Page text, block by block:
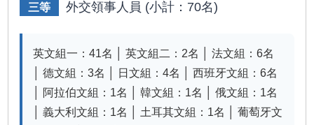
三等 外交領事人員 (小計：70名)
英文組一：41名 │ 英文組二： 2名 │ 法文組：6名
│ 德文組：3名 │ 日文組：4名 │ 西班牙文組：6名
│ 阿拉伯文組： 1名 │ 韓文組： 1名 │ 俄文組： 1名
│ 義大利文組： 1名 │ 土耳其文組： 1名 │ 葡萄牙文